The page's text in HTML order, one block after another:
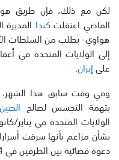
لكن مع ذلك، فإن طريق
الماضي اعتقلتكندا
هواوي- بطلب من السلطات
إلى الولايات المتحدة في
علىإيران.
وفي وقت سابق هذا
بتهمة التجسس لصالح الصين
الولايات المتحدة في يناير/
بشأن مزاعم بأنها سرقت
دعوة قضائية بين الطرفين في 2014.